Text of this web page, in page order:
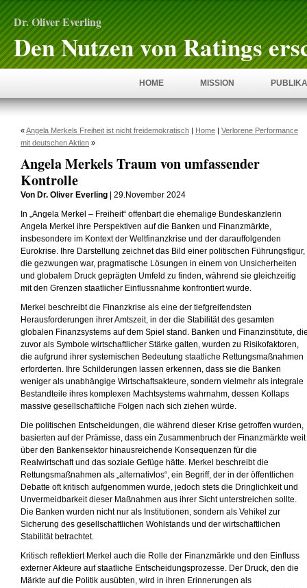
Dr. Oliver Everling
Den Nutzen von Ratings
HOME MISSION
«Angela Merkels Freiheit ist nicht freidemokratisch | Home | Verlorene Performance
mit deutschen Aktien »
Angela Merkels Traum von umfassender
Kontrolle
Von Dr. Oliver Everling | 29.November 2024
In „Angela Merkel – Freiheit“ offenbart die ehemalige Bundeskanzlerin
Angela Merkel ihre Perspektiven auf die Banken und Finanzmärkte,
insbesondere im Kontext der Weltfinanzkrise und der darauffolgenden
Eurokrise. Ihre Darstellung zeichnet das Bild einer politischen Führungsfigur,
die gezwungen war, pragmatische Lösungen in einem von Unsicherheiten
und globalem Druck geprägten Umfeld zu finden, während sie gleichzeitig
mit den Grenzen staatlicher Einflussnahme konfrontiert wurde.
Merkel beschreibt die Finanzkrise als eine der tiefgreifendsten
Herausforderungen ihrer Amtszeit, in der die Stabilität des gesamten
globalen Finanzsystems auf dem Spiel stand. Banken und Finanzinstitute,
zuvor als Symbole wirtschaftlicher Stärke galten, wurden zu Risikofaktoren,
die aufgrund ihrer systemischen Bedeutung staatliche Rettungsmaßnahmen
erforderten. Ihre Schilderungen lassen erkennen, dass sie die Banken
weniger als unabhängige Wirtschaftsak­teure, sondern vielmehr als integrale
Bestandteile ihres komplexen Machtsystems wahrnahm, dessen Kollaps
massive gesellschaftliche Folgen nach sich ziehen würde.
Die politischen Entscheidungen, die während dieser Krise getroffen wurden,
basierten auf der Prämisse, dass ein Zusammenbruch der Finanzmärkte weit
über den Bankensektor hinausreichende Konsequenzen für die
Realwirtschaft und das soziale Gefüge hätte. Merkel beschreibt die
Rettungsmaßnahmen als „alternativlos“, ein Begriff, der in der öffentlichen
Debatte oft kritisch aufgenommen wurde, jedoch stets die Dringlichkeit und
Unvermeidbarkeit dieser Maßnahmen aus ihrer Sicht unterstreichen sollte.
Die Banken wurden nicht nur als Institutionen, sondern als Vehikel zur
Sicherung des gesellschaftlichen Wohlstands und der wirtschaftlichen
Stabilität betrachtet.
Kritisch reflektiert Merkel auch die Rolle der Finanzmärkte und den Einfluss
externer Akteure auf staatliche Entscheidungsprozesse. Der Druck, den die
Märkte auf die Politik ausübten, wird in ihren Erinnerungen als